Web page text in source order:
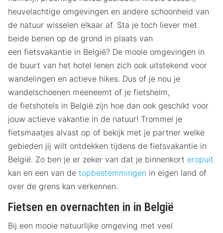
heuvelachtige omgevingen en andere schoonheid van
de natuur wisselen elkaar af. Sta je toch liever met
beide benen op de grond in plaats van
een fietsvakantie in België? De mooie omgevingen in
de buurt van het hotel lenen zich ook uitstekend voor
wandelingen en actieve hikes. Dus of je nou je
wandelschoenen meeneemt of je fietshelm,
de fietshotels in België zijn hoe dan ook geschikt voor
jouw actieve vakantie in de natuur! Trommel je
fietsmaatjes alvast op of bekijk met je partner welke
gebieden jij wilt ontdekken tijdens de fietsvakantie in
België. Zo ben je er zeker van dat je binnenkort eropuit
kan en een van de topbestemmingen in eigen land of
over de grens kan verkennen.
Fietsen en overnachten in in België
Bij een mooie natuurlijke omgeving met veel